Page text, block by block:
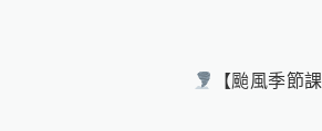
【颱風季節